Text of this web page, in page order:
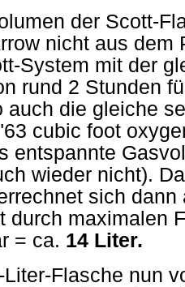
der Scott-
nicht aus dem
System mit der
rund 2 Stunden
auch die gleiche
cubic foot
entspannte
wieder nicht).
sich
durch maximalen
= ca. 14 Liter.
Flasche nun